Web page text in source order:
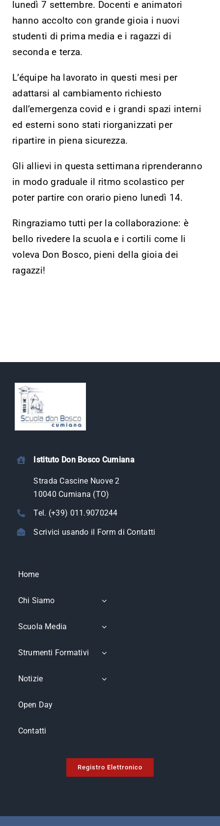
lunedì 7 settembre. Docenti e animatori
hanno accolto con grande gioia i nuovi
studenti di prima media e i ragazzi di
seconda e terza.
L’équipe ha lavorato in questi mesi per
adattarsi al cambiamento richiesto
dall’emergenza covid e i grandi spazi interni
ed esterni sono stati riorganizzati per
ripartire in piena sicurezza.
Gli allievi in questa settimana riprenderanno
in modo graduale il ritmo scolastico per
poter partire con orario pieno lunedì 14.
Ringraziamo tutti per la collaborazione: è
bello rivedere la scuola e i cortili come li
voleva Don Bosco, pieni della gioia dei
ragazzi!
Istituto Don Bosco Cumiana
Strada Cascine Nuove 2
10040 Cumiana (TO)
Tel. (+39) 011.9070244
Scrivici usando il Form di Contatti
Home
Chi Siamo
Scuola Media
Strumenti Formativi
Notizie
Open Day
Contatti
Registro Elettronico